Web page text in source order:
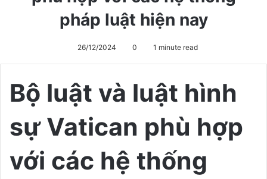
pháp luật hiện nay
26/12/2024 0 1 minute read
Bộ luật và luật hình
sự Vatican phù hợp
với các hệ thống